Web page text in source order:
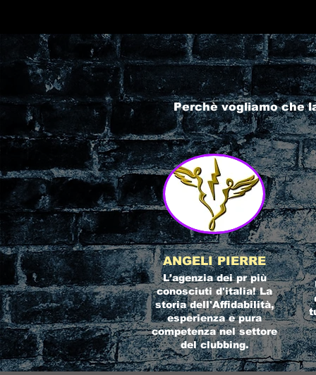
Perchè vogliamo che
ANGELI PIERRE
L'agenzia dei pr più
conosciuti d'italia! La
storia dell'Affidabilità,
esperienza e pura
competenza nel settore
del clubbing.